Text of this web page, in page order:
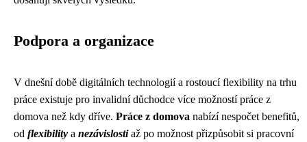
Podpora a organizace
V dnešní době digitálních technologií a rostoucí flexibility na trhu
práce existuje pro invalidní důchodce více možností práce z
domova než kdy dříve. Práce z domova nabízí nespočet benefitů,
od flexibility a nezávislostiaž po možnost přizpůsobit si pracovní